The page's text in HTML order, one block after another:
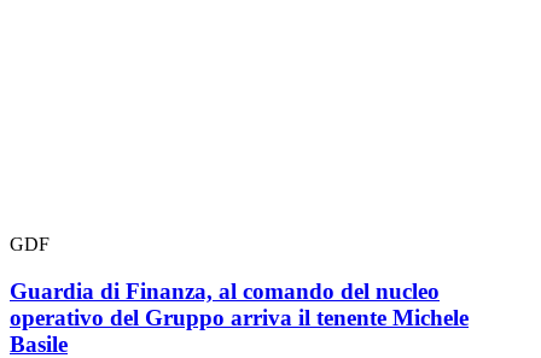
GDF
Guardia di Finanza, al comando del nucleo
operativo del Gruppo arriva il tenente Michele
Basile